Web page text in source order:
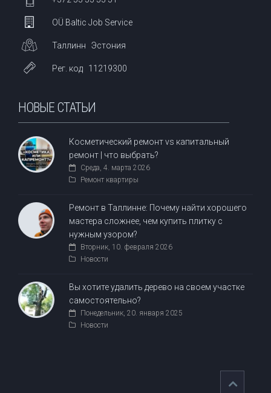
OÜ Baltic Job Service
Таллинн Эстония
Рег. код 11219300
НОВЫЕ СТАТЬИ
Косметический ремонт vs капитальный
ремонт | что выбрать?
Среда, 4. марта 2026
Ремонт квартиры
Ремонт в Таллинне: Почему найти хорошего
мастера сложнее, чем купить плитку с
нужным узором?
Вторник, 10. февраля 2026
Новости
Вы хотите удалить дерево на своем участке
самостоятельно?
Понедельник, 20. января 2025
Новости